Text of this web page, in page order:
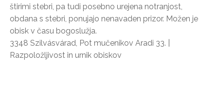
štirimi stebri, pa tudi posebno urejena notranjost,
obdana s stebri, ponujajo nenavaden prizor. Možen je
obisk v času bogoslužja.
3348 Szilvásvárad, Pot mučenikov Aradi 33. |
Razpoložljivost in urnik obiskov